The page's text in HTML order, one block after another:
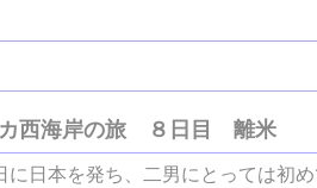
カ西海岸の旅 ８日目 離米
に日本を発ち、二男にとっては初